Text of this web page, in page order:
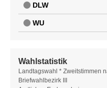
DLW
WU
Wahlstatistik
Wahlstatistik
Landtagswahl * Zweitstimmen
Briefwahlbezirk III